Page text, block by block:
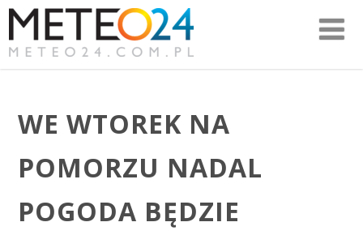
WE WTOREK NA
POMORZU NADAL
POGODA BĘDZIE